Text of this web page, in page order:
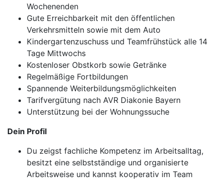
Wochenenden
Gute Erreichbarkeit mit den öffentlichen
Verkehrsmitteln sowie mit dem Auto
Kindergartenzuschuss und Teamfrühstück alle 14
Tage Mittwochs
Kostenloser Obstkorb sowie Getränke
Regelmäßige Fortbildungen
Spannende Weiterbildungsmöglichkeiten
Tarifvergütung nach AVR Diakonie Bayern
Unterstützung bei der Wohnungssuche
Dein Profil
Du zeigst fachliche Kompetenz im Arbeitsalltag,
besitzt eine selbstständige und organisierte
Arbeitsweise und kannst kooperativ im Team